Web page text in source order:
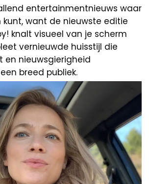
entertainmentnieuws waar
want de nieuwste editie
knalt visueel van je scherm
vernieuwde huisstijl die
en nieuwsgierigheid
breed publiek.